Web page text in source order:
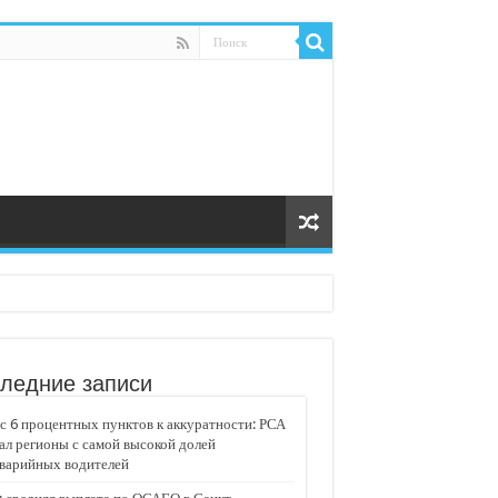
«Движение»
записи
6 процентных пунктов к аккуратности: РСА
регионы с самой высокой долей
водителей